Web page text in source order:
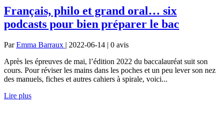
Français, philo et grand oral… six
podcasts pour bien préparer le bac
ParEmma Barraux | 2022-06-14 | 0 avis
Après les épreuves de mai, l’édition 2022 du baccalauréat suit son
cours. Pour réviser les mains dans les poches et un peu lever son nez
des manuels, fiches et autres cahiers à spirale, voici...
Lire plus